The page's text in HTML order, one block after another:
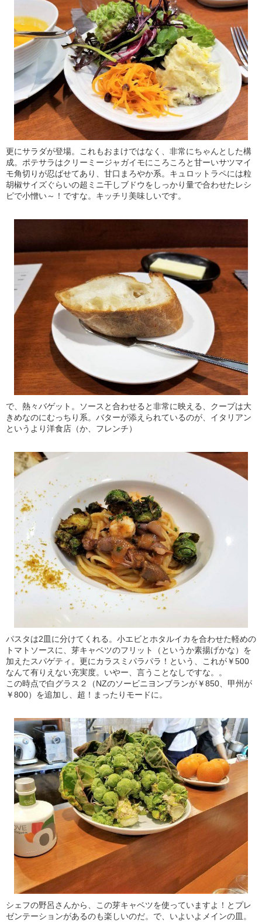
更にサラダが登場。これもおまけではなく、非常にちゃんとした構
成。ポテサラはクリーミージャガイモにころころと甘ーいサツマイ
モ角切りが忍ばせてあり、甘口まろやか系。キュロットラペには粒
胡椒サイズぐらいの超ミニ干しブドウをしっかり量で合わせたレシ
ピで小憎い～！ですな。キッチリ美味しいです。
で、熱々バゲット。ソースと合わせると非常に映える、クープは大
きめなのにむっちり系。バターが添えられているのが、イタリアン
というより洋食店（か、フレンチ）
パスタは2皿に分けてくれる。小エビとホタルイカを合わせた軽めの
トマトソースに、芽キャベツのフリット（というか素揚げかな）を
加えたスパゲティ。更にカラスミパラパラ！という、これが￥500
なんて有りえない充実度。いやー、言うことなしですな。。
この時点で白グラス２（NZのソービニヨンブランが￥850、甲州が
￥800）を追加し、超！まったりモードに。
シェフの野呂さんから、この芽キャベツを使っていますよ！とプレ
ゼンテーションがあるのも楽しいのだ。で、いよいよメインの皿。